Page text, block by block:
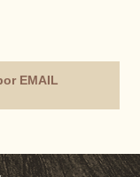
EMAIL